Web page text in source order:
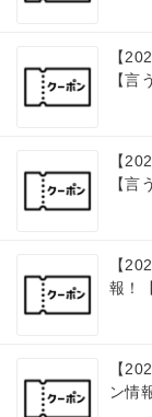
【
【言
【
【言
【
報！
【
ン情